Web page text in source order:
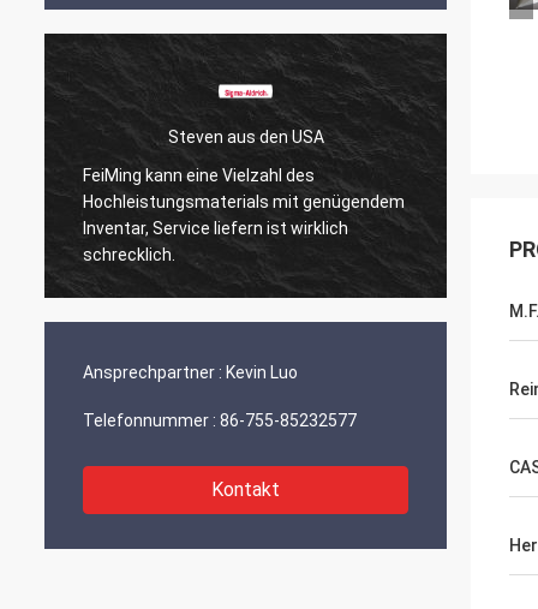
Steven aus den USA
FeiMing kann eine Vielzahl des
Hochleistungsmaterials mit genügendem
Inventar, Service liefern ist wirklich
schrecklich.
ich
Ansprechpartner : Kevin Luo
Telefonnummer : 86-755-85232577
Kontakt
M.F.